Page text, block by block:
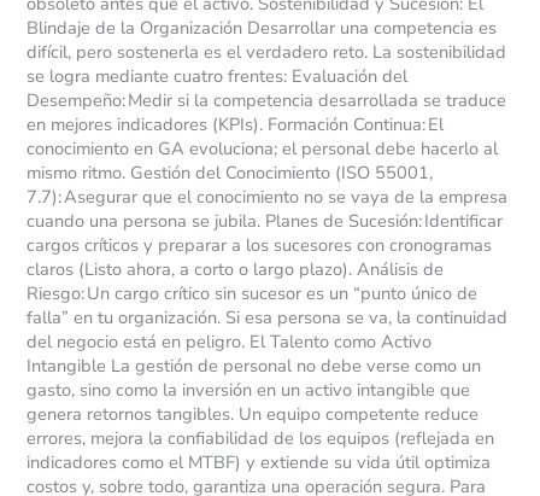
Blindaje de la Organización Desarrollar una competencia es
difícil, pero sostenerla es el verdadero reto. La sostenibilidad
se logra mediante cuatro frentes: Evaluación del
Desempeño: Medir si la competencia desarrollada se traduce
en mejores indicadores (KPIs). Formación Continua: El
conocimiento en GA evoluciona; el personal debe hacerlo al
mismo ritmo. Gestión del Conocimiento (ISO 55001,
7.7): Asegurar que el conocimiento no se vaya de la empresa
cuando una persona se jubila. Planes de Sucesión: Identificar
cargos críticos y preparar a los sucesores con cronogramas
claros (Listo ahora, a corto o largo plazo). Análisis de
Riesgo: Un cargo crítico sin sucesor es un “punto único de
falla” en tu organización. Si esa persona se va, la continuidad
del negocio está en peligro. El Talento como Activo
Intangible La gestión de personal no debe verse como un
gasto, sino como la inversión en un activo intangible que
genera retornos tangibles. Un equipo competente reduce
errores, mejora la confiabilidad de los equipos (reflejada en
indicadores como el MTBF) y extiende su vida útil optimiza
costos y, sobre todo, garantiza una operación segura. Para